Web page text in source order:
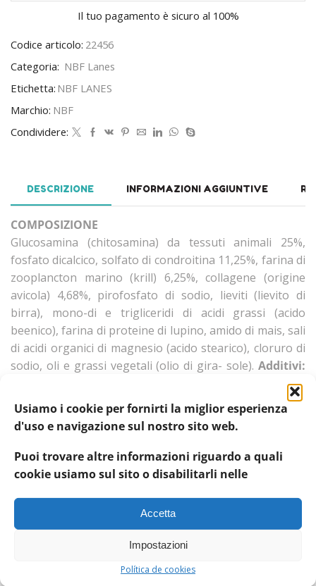
Usiamo i cookie per fornirti la miglior esperienza
d'uso e navigazione sul nostro sito web.
Puoi trovare altre informazioni riguardo a quali
cookie usiamo sul sito o disabilitarli nelle
Accetta
Impostazioni
Política de cookies
Il tuo pagamento è sicuro al 100%
Codice articolo: 22456
Categoria: NBF Lanes
Etichetta: NBF LANES
Marchio: NBF
Condividere:
DESCRIZIONE INFORMAZIONI AGGIUNTIVE
COMPOSIZIONE
Glucosamina (chitosamina) da tessuti animali 25%,
fosfato dicalcico, solfato di condroitina 11,25%, farina di
zooplancton marino (krill) 6,25%, collagene (origine
avicola) 4,68%, pirofosfato di sodio, lieviti (lievito di
birra), mono-di e trigliceridi di acidi grassi (acido
beenico), farina di proteine di lupino, amido di mais, sali
di acidi organici di magnesio (acido stearico), cloruro di
sodio, oli e grassi vegetali (olio di gira- sole). Additivi:
3a300 vitamina C
31.250 mg/kg, 3a700 vitamina E 15.625 mg/kg
Amminoacidi: 3c361 L-arginina 15.625 mg/kg, 3c322 L-
lisina monocloridrato 15.625 mg/kg. Additivi
organolettici: Prodotti naturali botanicamente definiti:
the verde (camelia sinensis (L.) O. kuntze) 15.625 mg/kg.
guanosina 5′-monofosfato (GMP) 31.250 mg/kg, CAS
No. 4691-65-0/disodio inosina-5-Mono-fosfato (IMP)
31.250 mg/kg, 2b17012 L-leucina 15.625 mg/kg,
7.812,5 mg/kg. Additivi tecnologici: E460 cellulosa